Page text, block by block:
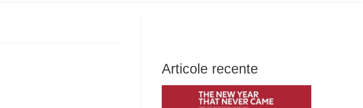
Articole recente